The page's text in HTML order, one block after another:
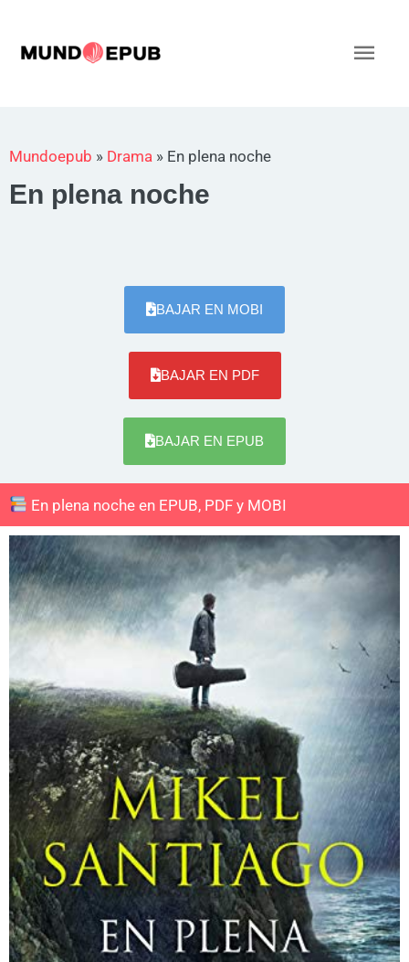
contenido
Mundoepub » Drama » En plena noche
En plena noche
BAJAR EN MOBI
BAJAR EN PDF
BAJAR EN EPUB
En plena noche en EPUB, PDF y MOBI